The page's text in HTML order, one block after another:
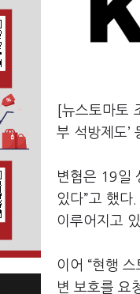
[뉴스토마토
부 석방제도’
변협은 19일
있다”고 했다
이루어지고
이어 “현행
변 보호를 요